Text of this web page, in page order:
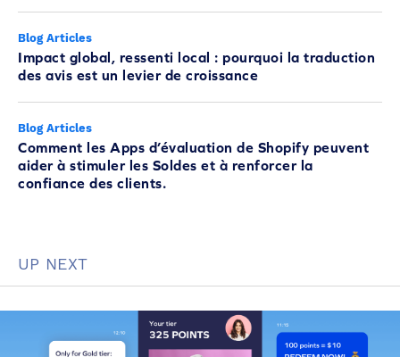
Blog Articles
Impact global, ressenti local : pourquoi la traduction
des avis est un levier de croissance
Blog Articles
Comment les Apps d’évaluation de Shopify peuvent
aider à stimuler les Soldes et à renforcer la
confiance des clients.
UP NEXT